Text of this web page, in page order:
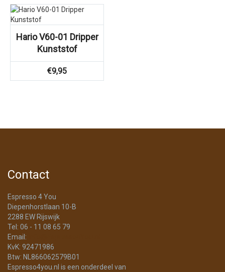
Hario V60-01 Dripper
Kunststof
€9,95
Contact
Espresso 4 You
Diepenhorstlaan 10-B
2288 EW Rijswijk
Tel: 06 - 11 08 65 79
Email:
KvK: 92471986
Btw: NL866062579B01
Espresso4you.nl is een onderdeel van